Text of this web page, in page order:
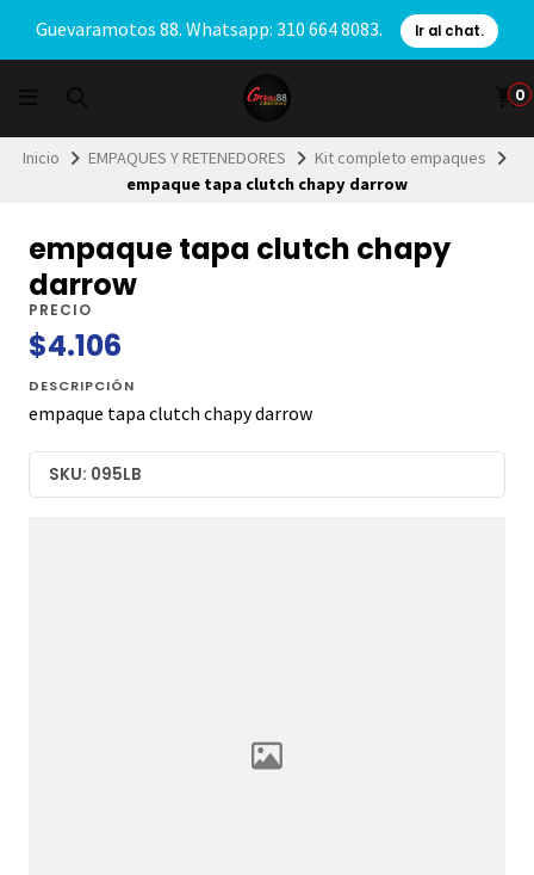
Guevaramotos 88. Whatsapp: 310 664 8083. Ir al chat.
0
Inicio EMPAQUES Y RETENEDORES
Kit completo empaques
empaque tapa clutch chapy darrow
empaque tapa clutch chapy
darrow
PRECIO
$4.106
DESCRIPCIÓN
empaque tapa clutch chapy darrow
SKU: 095LB